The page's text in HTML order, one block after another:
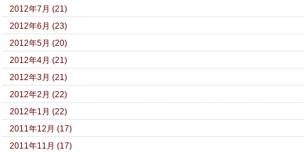
2012年7月 (21)
2012年6月 (23)
2012年5月 (20)
2012年4月 (21)
2012年3月 (21)
2012年2月 (22)
2012年1月 (22)
2011年12月 (17)
2011年11月 (17)